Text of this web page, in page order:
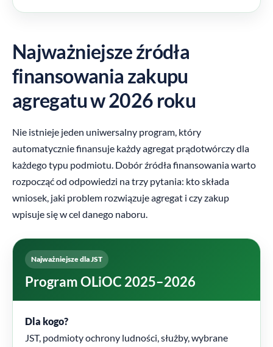
Najważniejsze źródła
finansowania zakupu
agregatu w 2026 roku
Nie istnieje jeden uniwersalny program, który
automatycznie finansuje każdy agregat prądotwórczy dla
każdego typu podmiotu. Dobór źródła finansowania warto
rozpocząć od odpowiedzi na trzy pytania: kto składa
wniosek, jaki problem rozwiązuje agregat i czy zakup
wpisuje się w cel danego naboru.
Najważniejsze dla JST
Program OLiOC 2025–2026
Dla kogo?
JST, podmioty ochrony ludności, służby, wybrane